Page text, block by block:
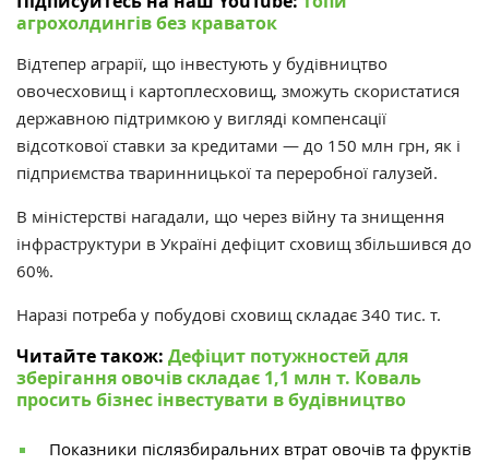
агрохолдингів без краваток
Відтепер аграрії, що інвестують у будівництво
овочесховищ і картоплесховищ, зможуть скористатися
державною підтримкою у вигляді компенсації
відсоткової ставки за кредитами — до 150 млн грн, як і
підприємства тваринницької та переробної галузей.
В міністерстві нагадали, що через війну та знищення
інфраструктури в Україні дефіцит сховищ збільшився до
60%.
Наразі потреба у побудові сховищ складає 340 тис. т.
Читайте також: Дефіцит потужностей для
зберігання овочів складає 1,1 млн т. Коваль
просить бізнес інвестувати в будівництво
Показники післязбиральних втрат овочів та фруктів